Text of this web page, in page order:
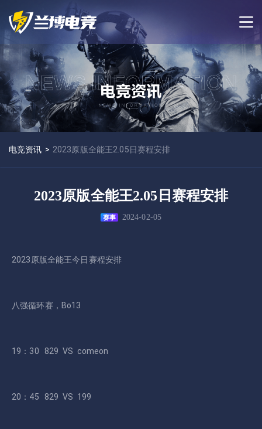
电竞资讯 > 2023原版全能王2.05日赛程安排
2023原版全能王2.05日赛程安排
赛事 2024-02-05
2023原版全能王今日赛程安排
八强循环赛，Bo13
19：30 829 VS comeon
20：45 829 VS 199